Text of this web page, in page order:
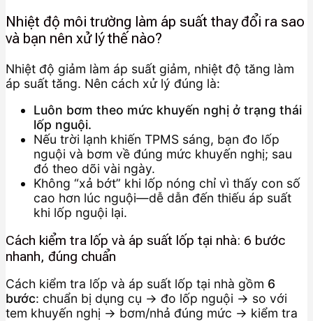
Nhiệt độ môi trường làm áp suất thay đổi ra sao
và bạn nên xử lý thế nào?
Nhiệt độ giảm làm áp suất giảm, nhiệt độ tăng làm
áp suất tăng. Nên cách xử lý đúng là:
Luôn bơm theo mức khuyến nghị ở trạng thái
lốp nguội.
Nếu trời lạnh khiến TPMS sáng, bạn đo lốp
nguội và bơm về đúng mức khuyến nghị; sau
đó theo dõi vài ngày.
Không “xả bớt” khi lốp nóng chỉ vì thấy con số
cao hơn lúc nguội—dễ dẫn đến thiếu áp suất
khi lốp nguội lại.
Cách kiểm tra lốp và áp suất lốp tại nhà: 6 bước
nhanh, đúng chuẩn
Cách kiểm tra lốp và áp suất lốp tại nhà gồm 6
bước: chuẩn bị dụng cụ → đo lốp nguội → so với
tem khuyến nghị → bơm/nhả đúng mức → kiểm tra